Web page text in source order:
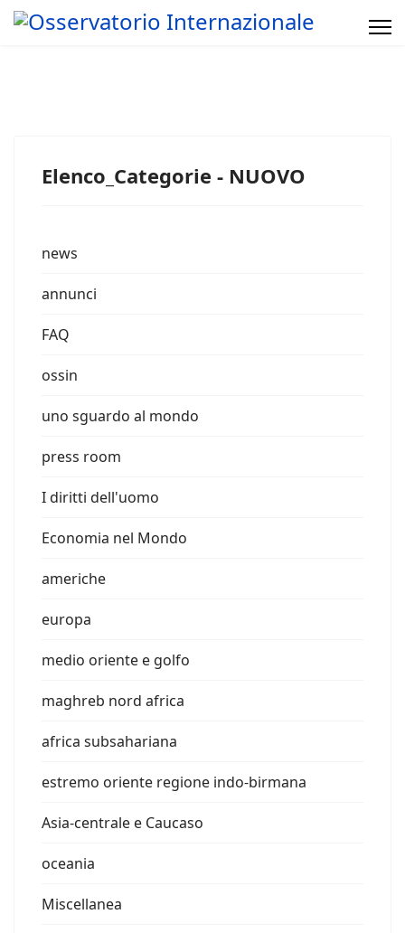
Elenco_Categorie - NUOVO
news
annunci
FAQ
ossin
uno sguardo al mondo
press room
I diritti dell'uomo
Economia nel Mondo
americhe
europa
medio oriente e golfo
maghreb nord africa
africa subsahariana
estremo oriente regione indo-birmana
Asia-centrale e Caucaso
oceania
Miscellanea